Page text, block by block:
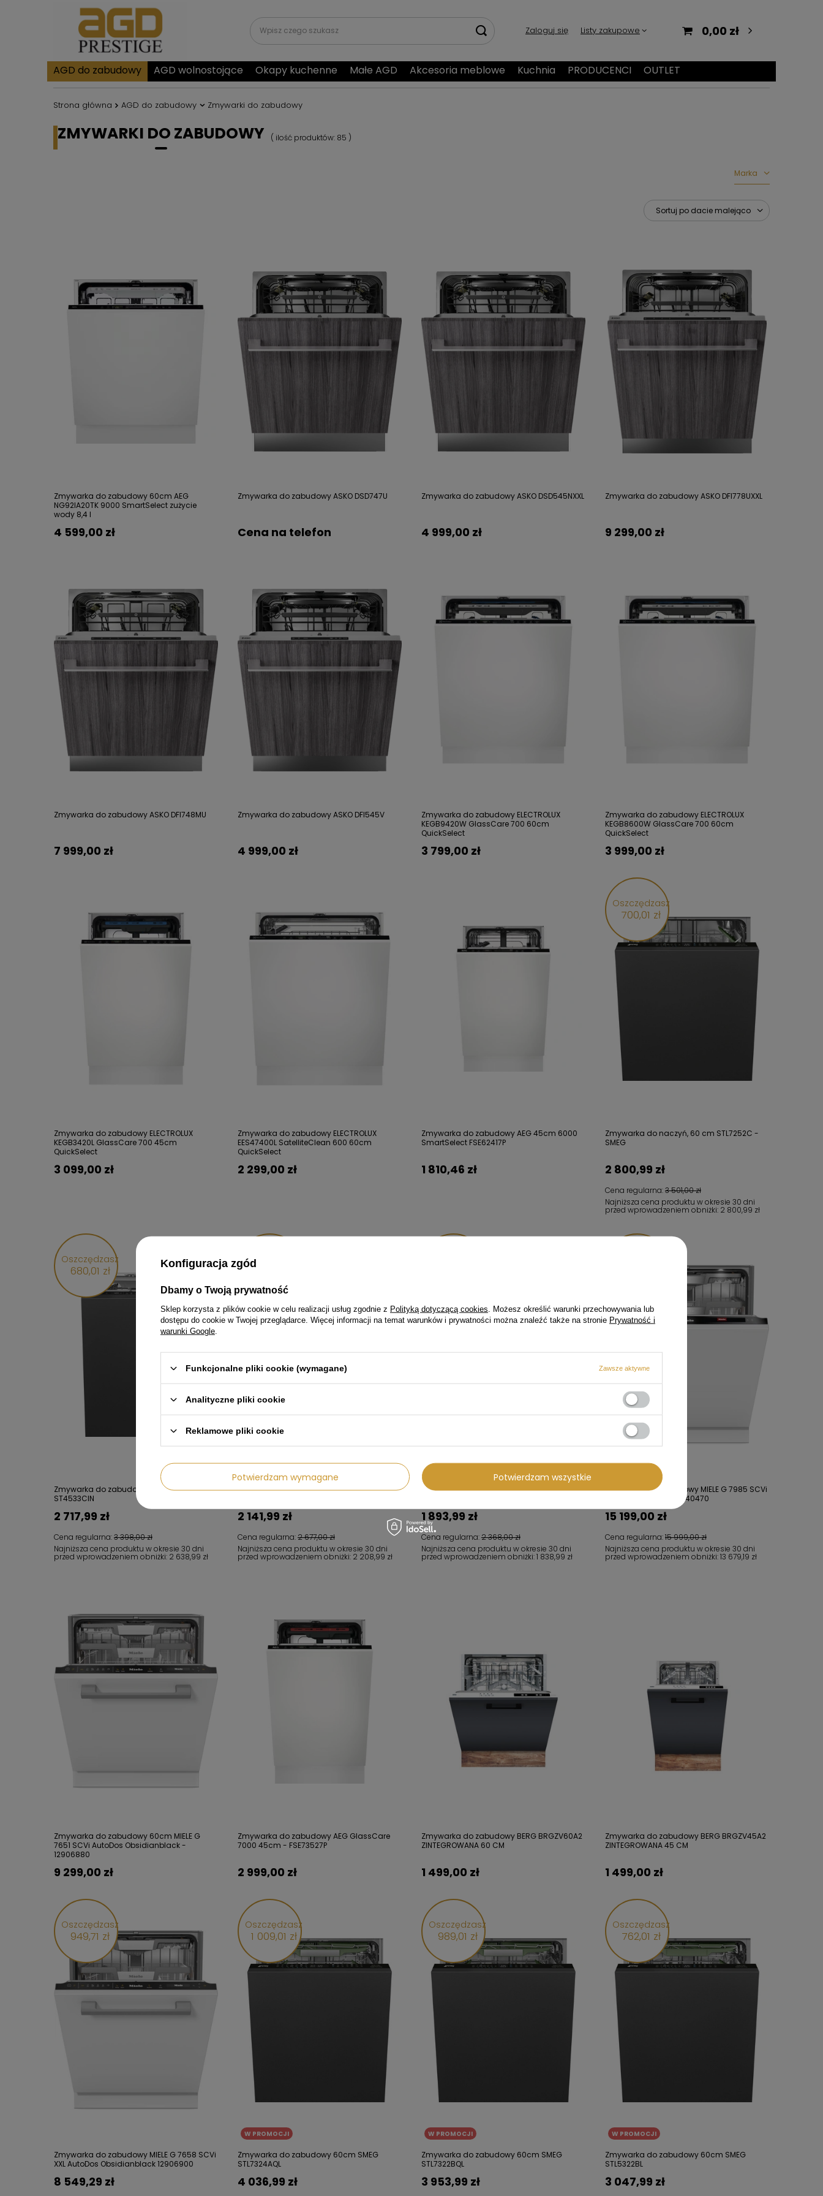
Zaloguj się Listy zakupowe 0,00 zł
AGD do zabudowy AGD wolnostojące Okapy kuchenne Małe AGD Akcesoria meblowe Kuchnia PRODUCENCI OUTLET
Strona główna AGD do zabudowy Zmywarki do zabudowy
ZMYWARKI DO ZABUDOWY ( ilość produktów: 85 )
Marka
Sortuj po dacie malejąco
Zmywarka do zabudowy 60cm AEG
NG92IA20TK 9000 SmartSelect zużycie
wody 8,4 l
4 599,00 zł
Zmywarka do zabudowy ASKO DSD747U
Cena na telefon
Zmywarka do zabudowy ASKO DSD545NXXL
4 999,00 zł
Zmywarka do zabudowy ASKO DFI778UXXL
9 299,00 zł
Zmywarka do zabudowy ASKO DFI748MU
7 999,00 zł
Zmywarka do zabudowy ASKO DFI545V
4 999,00 zł
Zmywarka do zabudowy ELECTROLUX
KEGB9420W GlassCare 700 60cm
QuickSelect
3 799,00 zł
Zmywarka do zabudowy ELECTROLUX
KEGB8600W GlassCare 700 60cm
QuickSelect
3 999,00 zł
Zmywarka do zabudowy ELECTROLUX
KEGB3420L GlassCare 700 45cm
QuickSelect
3 099,00 zł
Zmywarka do zabudowy ELECTROLUX
EES47400L SatelliteClean 600 60cm
QuickSelect
2 299,00 zł
Zmywarka do zabudowy AEG 45cm 6000
SmartSelect FSE62417P
1 810,46 zł
Oszczędzasz
700,01 zł
Zmywarka do naczyń, 60 cm STL7252C -
SMEG
Cena regularna:3 501,00 zł
2 800,99 zł
Najniższa cena produktu w okresie 30 dni
przed wprowadzeniem obniżki: 2 800,99 zł
Oszczędzasz
680,01 zł
Zmywarka do zabudowy 45cm SMEG
ST4533CIN
Cena regularna:3 398,00 zł
2 717,99 zł
Najniższa cena produktu w okresie 30 dni
przed wprowadzeniem obniżki: 2 638,99 zł
Oszczędzasz
535,01 zł
Zmywarka do zabudowy 45cm SMEG
Cena regularna:2 677,00 zł
2 141,99 zł
Najniższa cena produktu w okresie 30 dni
przed wprowadzeniem obniżki: 2 208,99 zł
Zmywarka do naczyń, 45 cm ST4512EIN -
Cena regularna:2 368,00 zł
1 893,99 zł
Najniższa cena produktu w okresie 30 dni
przed wprowadzeniem obniżki:1 838,99 zł
Zmywarka do zabudowy MIELE G 7985 SCVi
XXL AutoDos K2O - 12440470
Cena regularna:15 999,00 zł
15 199,00 zł
Najniższa cena produktu w okresie 30 dni
przed wprowadzeniem obniżki:13 679,19 zł
Zmywarka do zabudowy 60cm MIELE G
7651 SCVi AutoDos Obsidianblack -
12906880
9 299,00 zł
Zmywarka do zabudowy AEG GlassCare
7000 45cm - FSE73527P
2 999,00 zł
Zmywarka do zabudowy BERG BRGZV60A2
ZINTEGROWANA 60 CM
1 499,00 zł
Zmywarka do zabudowy BERG BRGZV45A2
ZINTEGROWANA 45 CM
1 499,00 zł
Oszczędzasz
949,71 zł
Zmywarka do zabudowy MIELE G 7658 SCVi
XXL AutoDos Obsidianblack 12906900
8 549,29 zł
Oszczędzasz
1 009,01 zł
W PROMOCJI
Zmywarka do zabudowy 60cm SMEG
STL7324AQL
4 036,99 zł
Oszczędzasz
989,01 zł
W PROMOCJI
Zmywarka do zabudowy 60cm SMEG
STL7322BQL
3 953,99 zł
Oszczędzasz
762,01 zł
W PROMOCJI
Zmywarka do zabudowy 60cm SMEG
STL5322BL
3 047,99 zł
Konfiguracja zgód
Dbamy o Twoją prywatność
Sklep korzysta z plików cookie w celu realizacji usług zgodnie z Polityką dotyczącą cookies . Możesz określić warunki przechowywania lub
dostępu do cookie w Twojej przeglądarce. Więcej informacji na temat warunków i prywatności można znaleźć także na stronie Prywatność i
warunki Google
Funkcjonalne pliki cookie (wymagane) Zawsze aktywne
Analityczne pliki cookie
Reklamowe pliki cookie
Potwierdzam wymagane Potwierdzam wszystkie